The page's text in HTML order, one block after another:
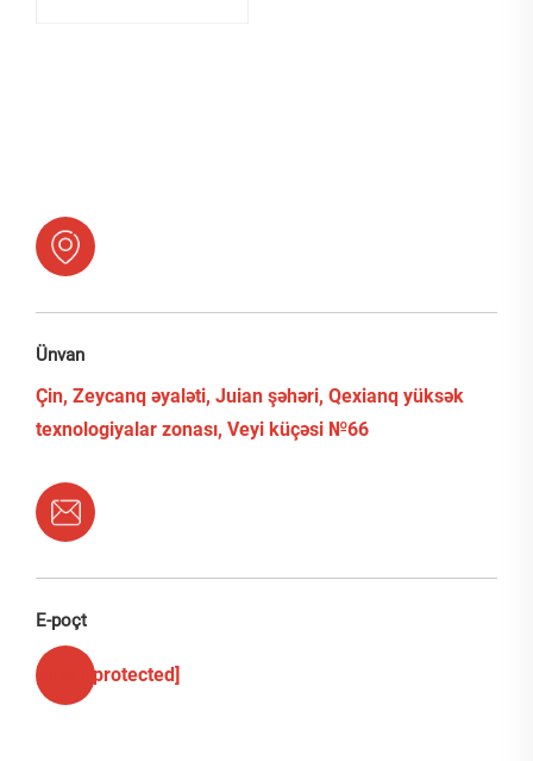
Ünvan
Çin, Zeycanq əyaləti, Juian şəhəri, Qexianq yüksək
texnologiyalar zonası, Veyi küçəsi №66
E-poçt
[email protected]